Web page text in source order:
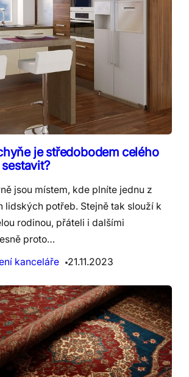
je středobodem celého
jsou místem, kde plníte jednu z
lidských potřeb. Stejně tak slouží k
rodinou, přáteli i dalšími
proto…
kanceláře
21.11.2023